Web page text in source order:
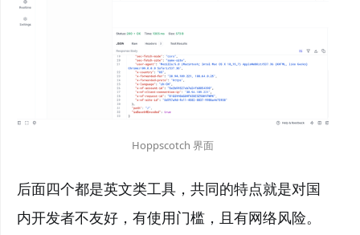
Hoppscotch 界面
后面四个都是英文类工具，共同的特点就是对国
内开发者不友好，有使用门槛，且有网络风险。